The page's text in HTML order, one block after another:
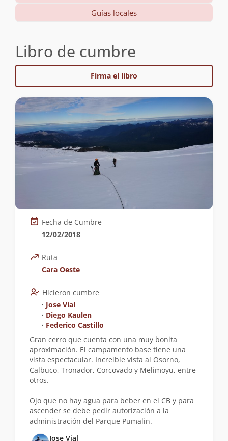
Guías locales
Libro de cumbre
Firma el libro
Fecha de Cumbre
12/02/2018
Ruta
Cara Oeste
Hicieron cumbre
∙ Jose Vial
∙ Diego Kaulen
∙ Federico Castillo
Gran cerro que cuenta con una muy bonita
aproximación. El campamento base tiene una
vista espectacular. Increible vista al Osorno,
Calbuco, Tronador, Corcovado y Melimoyu, entre
otros.
Ojo que no hay agua para beber en el CB y para
ascender se debe pedir autorización a la
administración del Parque Pumalin.
Jose Vial